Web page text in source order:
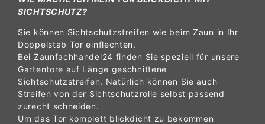
SICHTSCHUTZ?
Sie können Sichtschutzstreifen wie beim Zaun in Ihr
Doppelstab Tor einflechten.
Bei Zaunfachhandel24 finden Sie speziell für unsere
Gartentore auf Länge geschnittene
Sichtschutzstreifen. Natürlich können Sie auch
Streifen von der Sichtschutzrolle selbst passend
zurecht schneiden.
Um das Tor komplett blickdicht zu bekommen